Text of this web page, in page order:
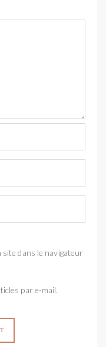
site dans le navigateur
par e-mail.